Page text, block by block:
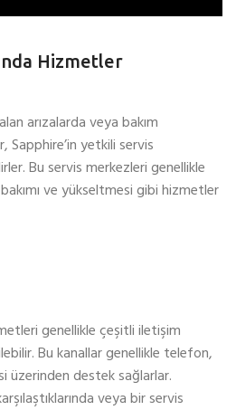
Hizmetler
arızalarda veya bakım
Sapphire’in yetkili servis
Bu servis merkezleri genellikle
ve yükseltmesi gibi hizmetler
genellikle çeşitli iletişim
Bu kanallar genellikle telefon,
destek sağlarlar.
veya bir servis